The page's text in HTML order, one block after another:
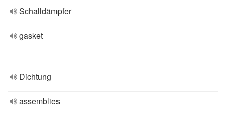
Schalldämpfer
gasket
Dichtung
assemblies